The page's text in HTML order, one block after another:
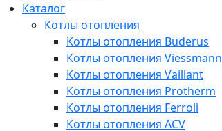
Каталог
Котлы отопления
Котлы отопления Buderus
Котлы отопления Viessmann
Котлы отопления Vaillant
Котлы отопления Protherm
Котлы отопления Ferroli
Котлы отопления ACV